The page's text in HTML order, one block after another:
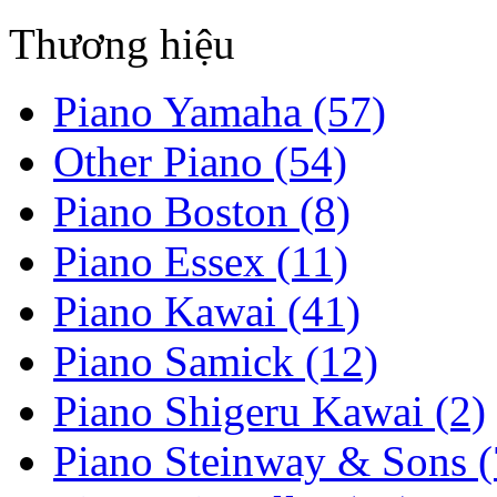
Thương hiệu
Piano Yamaha (57)
Other Piano (54)
Piano Boston (8)
Piano Essex (11)
Piano Kawai (41)
Piano Samick (12)
Piano Shigeru Kawai (2)
Piano Steinway & Sons